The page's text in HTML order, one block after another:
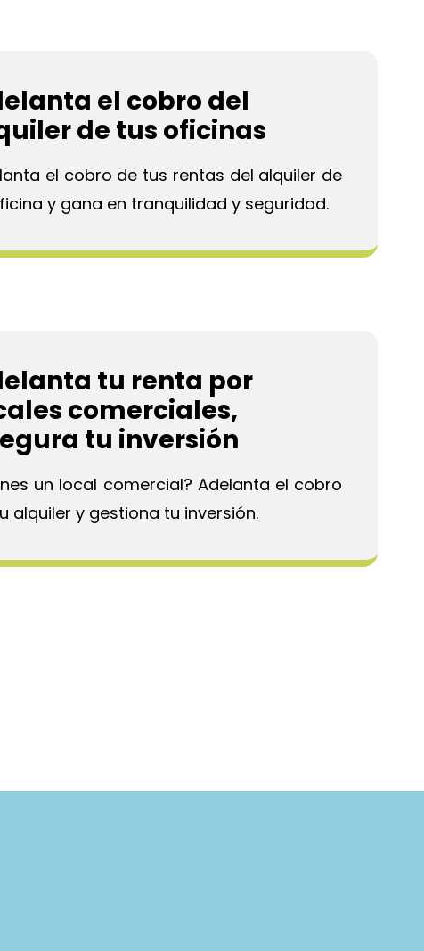
el cobro del
de tus oficinas
el cobro de tus rentas del alquiler de
y gana en tranquilidad y seguridad.
tu renta por
comerciales,
tu inversión
un local comercial? Adelanta el cobro
alquiler y gestiona tu inversión.